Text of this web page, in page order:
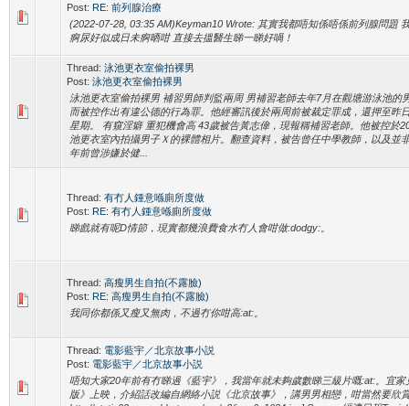
Post: RE: 前列腺治療
(2022-07-28, 03:35 AM)Keyman10 Wrote: 其實我都唔知係唔係前列腺問題
痾尿好似成日未痾晒咁 直接去搵醫生睇一睇好喎！
Thread: 泳池更衣室偷拍裸男
Post: 泳池更衣室偷拍裸男
泳池更衣室偷拍裸男 補習男師判監兩周 男補習老師去年7月在觀塘游泳池的
而被控作出有違公德的行為罪。他經審訊後於兩周前被裁定罪成，還押至昨
星期。 有窺淫癖 重犯機會高 43歲被告黃志偉，現報稱補習老師。他被控於
池更衣室內拍攝男子Ｘ的裸體相片。翻查資料，被告曾任中學教師，以及並
年前曾涉嫌於健...
Thread: 有冇人鍾意喺廁所度做
Post: RE: 有冇人鍾意喺廁所度做
睇戲就有呢D情節，現實都幾浪費食水冇人會咁做:dodgy:。
Thread: 高瘦男生自拍(不露臉)
Post: RE: 高瘦男生自拍(不露臉)
我同你都係又瘦又無肉，不過冇你咁高:at:。
Thread: 電影藍宇／北京故事小説
Post: 電影藍宇／北京故事小説
唔知大家20年前有冇睇過《藍宇》，我當年就未夠歲數睇三級片嘅:at:。宜
版》上映，介紹話改編自網絡小説《北京故事》，講男男相戀，咁當然要欣